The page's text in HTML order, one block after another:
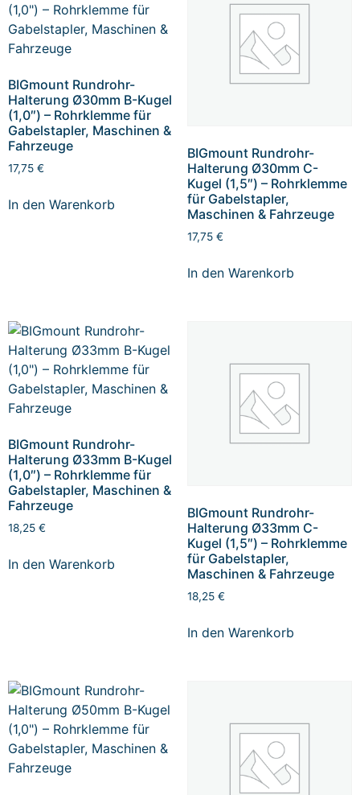
BIGmount Rundrohr-
Halterung Ø30mm B-Kugel
(1,0″) – Rohrklemme für
Gabelstapler, Maschinen &
Fahrzeuge
17,75 €
In den Warenkorb
BIGmount Rundrohr-
Halterung Ø30mm C-
Kugel (1,5″) – Rohrklemme
für Gabelstapler,
Maschinen & Fahrzeuge
17,75 €
In den Warenkorb
BIGmount Rundrohr-
Halterung Ø33mm B-Kugel
(1,0″) – Rohrklemme für
Gabelstapler, Maschinen &
Fahrzeuge
18,25 €
In den Warenkorb
BIGmount Rundrohr-
Halterung Ø33mm C-
Kugel (1,5″) – Rohrklemme
für Gabelstapler,
Maschinen & Fahrzeuge
18,25 €
In den Warenkorb